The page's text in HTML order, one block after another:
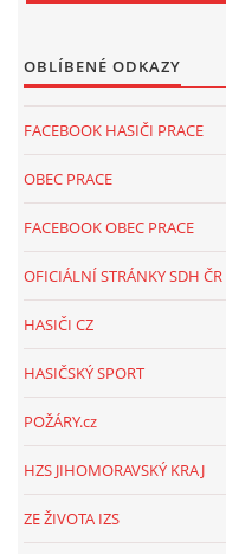
OBLÍBENÉ ODKAZY
FACEBOOK HASIČI PRACE
OBEC PRACE
FACEBOOK OBEC PRACE
OFICIÁLNÍ STRÁNKY SDH ČR
HASIČI CZ
HASIČSKÝ SPORT
POŽÁRY.cz
HZS JIHOMORAVSKÝ KRAJ
ZE ŽIVOTA IZS